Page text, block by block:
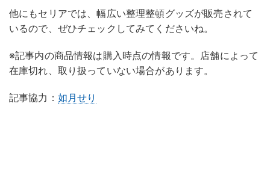
他にもセリアでは、幅広い整理整頓グッズが販売されて
いるので、ぜひチェックしてみてくださいね。
※記事内の商品情報は購入時点の情報です。店舗によって
在庫切れ、取り扱っていない場合があります。
記事協力： 如月せり